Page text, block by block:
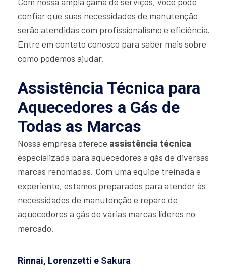
confiar que suas necessidades de manutenção
serão atendidas com profissionalismo e eficiência.
Entre em contato conosco para saber mais sobre
como podemos ajudar.
Assistência Técnica para
Aquecedores a Gás de
Todas as Marcas
Nossa empresa oferece assistência técnica
especializada para aquecedores a gás de diversas
marcas renomadas. Com uma equipe treinada e
experiente, estamos preparados para atender às
necessidades de manutenção e reparo de
aquecedores a gás de várias marcas líderes no
mercado.
Rinnai, Lorenzetti e Sakura